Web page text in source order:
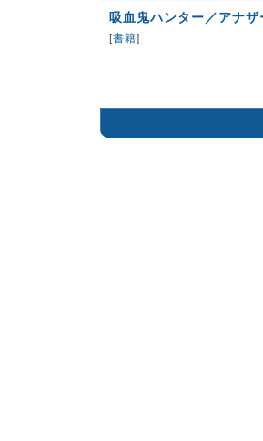
吸血鬼ハンター／アナ
[書籍]